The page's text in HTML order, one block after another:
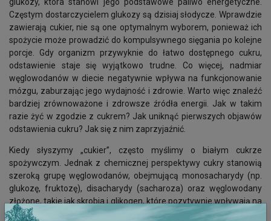
Częstym dostarczycielem glukozy są dzisiaj słodycze. Wprawdzie
zawierają cukier, nie są one optymalnym wyborem, ponieważ ich
spożycie może prowadzić do kompulsywnego sięgania po kolejne
porcje. Gdy organizm przywyknie do łatwo dostępnego cukru,
odstawienie staje się wyjątkowo trudne. Co więcej, nadmiar
węglowodanów w diecie negatywnie wpływa na funkcjonowanie
mózgu, zaburzając jego wydajność i zdrowie. Warto więc znaleźć
bardziej zrównoważone i zdrowsze źródła energii. Jak w takim
razie żyć w zgodzie z cukrem? Jak uniknąć pierwszych objawów
odstawienia cukru? Jak się z nim zaprzyjaźnić.
Kiedy słyszymy „cukier”, często myślimy o białym cukrze
spożywczym. Jednak z chemicznej perspektywy cukry stanowią
szeroką grupę węglowodanów, obejmującą monosacharydy (np.
glukozę, fruktozę), disacharydy (sacharoza) oraz węglowodany
złożone, takie jak skrobia i glikogen, które pozytywnie wpływają na
naszą produktywność. Różnią się budową i wpływem na